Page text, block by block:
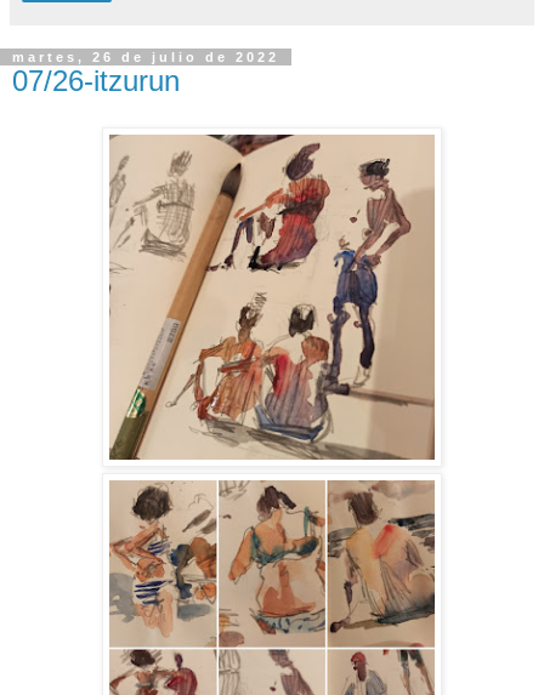
martes, 26 de julio de 2022
07/26-itzurun